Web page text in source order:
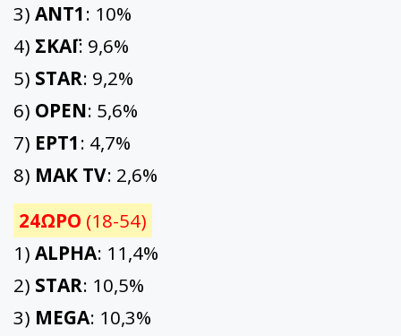
3) ΑΝΤ1: 10%
4) ΣΚΑΪ: 9,6%
5) STAR: 9,2%
6) OPEN: 5,6%
7) ΕΡΤ1: 4,7%
8) ΜΑΚ TV: 2,6%
24ΩΡΟ (18-54)
1) ALPHA: 11,4%
2) STAR: 10,5%
3) MEGA: 10,3%